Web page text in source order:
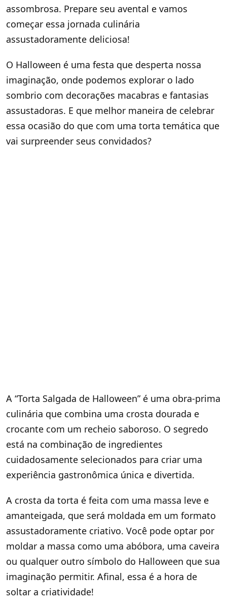
assombrosa. Prepare seu avental e vamos
começar essa jornada culinária
assustadoramente deliciosa!
O Halloween é uma festa que desperta nossa
imaginação, onde podemos explorar o lado
sombrio com decorações macabras e fantasias
assustadoras. E que melhor maneira de celebrar
essa ocasião do que com uma torta temática que
vai surpreender seus convidados?
A “Torta Salgada de Halloween” é uma obra-prima
culinária que combina uma crosta dourada e
crocante com um recheio saboroso. O segredo
está na combinação de ingredientes
cuidadosamente selecionados para criar uma
experiência gastronômica única e divertida.
A crosta da torta é feita com uma massa leve e
amanteigada, que será moldada em um formato
assustadoramente criativo. Você pode optar por
moldar a massa como uma abóbora, uma caveira
ou qualquer outro símbolo do Halloween que sua
imaginação permitir. Afinal, essa é a hora de
soltar a criatividade!